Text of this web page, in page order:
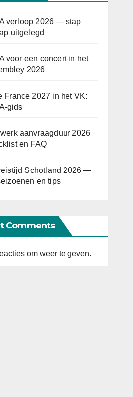
verloop 2026 — stap
uitgelegd
voor een concert in het
2026
France 2027 in het VK:
gids
aanvraagduur 2026
en FAQ
Schotland 2026 —
en tips
Comments
om weer te geven.